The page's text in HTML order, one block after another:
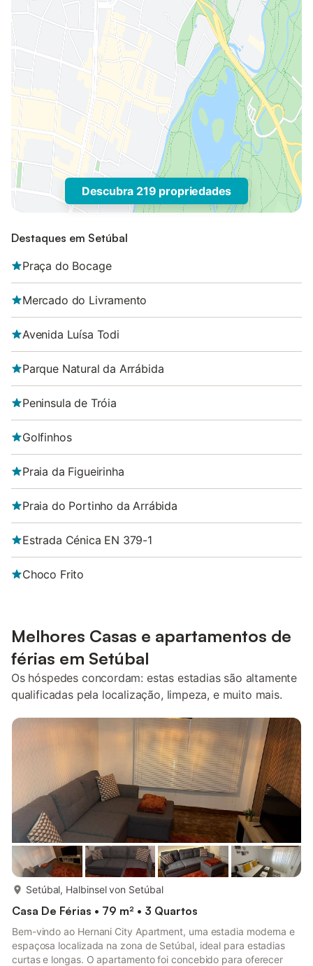
Descubra 219 propriedades
Destaques em Setúbal
Praça do Bocage
Mercado do Livramento
Avenida Luísa Todi
Parque Natural da Arrábida
Peninsula de Tróia
Golfinhos
Praia da Figueirinha
Praia do Portinho da Arrábida
Estrada Cénica EN 379-1
Choco Frito
Melhores Casas e apartamentos de
férias em Setúbal
Os hóspedes concordam: estas estadias são altamente
qualificadas pela localização, limpeza, e muito mais.
Setúbal, Halbinsel von Setúbal
Casa De Férias • 79 m² • 3 Quartos
Bem-vindo ao Hernani City Apartment, uma estadia moderna e
espaçosa localizada na zona de Setúbal, ideal para estadias
curtas e longas. O apartamento foi concebido para oferecer